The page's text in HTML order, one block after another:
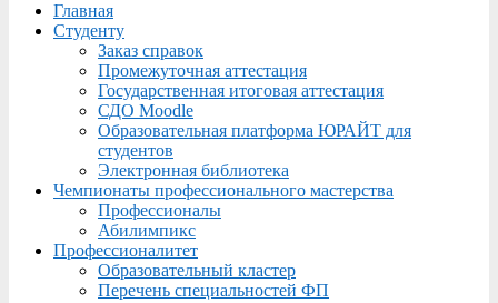
Menu
Главная
Студенту
Заказ справок
Промежуточная аттестация
Государственная итоговая аттестация
СДО Moodle
Образовательная платформа ЮРАЙТ для
студентов
Электронная библиотека
Чемпионаты профессионального мастерства
Профессионалы
Абилимпикс
Профессионалитет
Образовательный кластер
Перечень специальностей ФП